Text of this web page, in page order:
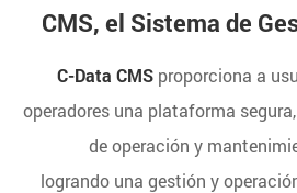
CMS, el Sistema de
C-Data CMS proporciona a
operadores una plataforma
de operación y
logrando una gestión y